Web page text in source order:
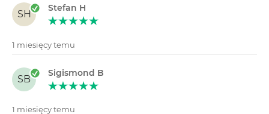
SH
Stefan H
1 miesięcy temu
SB
Sigismond B
1 miesięcy temu